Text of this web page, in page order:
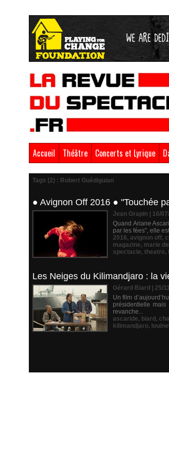
Accueil Théâtre Concerts et Lyrique
Tags (2) : Robert Guédiguian
● Avignon Off 2016 ● "Touchée
Jean Grapin | 16/
Quand Ariane
par les fées", elle
2016, avignon off,
magazine, marie
spectacle, theatre,
Les Neiges du Kilimandjaro : la
Gérard Biard | 25/
Un film
présidentielle
revanche...
ascaride, biard ,
kilimandjaro,